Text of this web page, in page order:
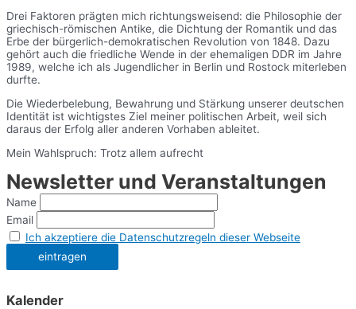
Drei Faktoren prägten mich richtungsweisend: die Philosophie der
griechisch-römischen Antike, die Dichtung der Romantik und das
Erbe der bürgerlich-demokratischen Revolution von 1848. Dazu
gehört auch die friedliche Wende in der ehemaligen DDR im Jahre
1989, welche ich als Jugendlicher in Berlin und Rostock miterleben
durfte.
Die Wiederbelebung, Bewahrung und Stärkung unserer deutschen
Identität ist wichtigstes Ziel meiner politischen Arbeit, weil sich
daraus der Erfolg aller anderen Vorhaben ableitet.
Mein Wahlspruch: Trotz allem aufrecht
Newsletter und Veranstaltungen
Name
Email
Ich akzeptiere die Datenschutzregeln dieser Webseite
Kalender